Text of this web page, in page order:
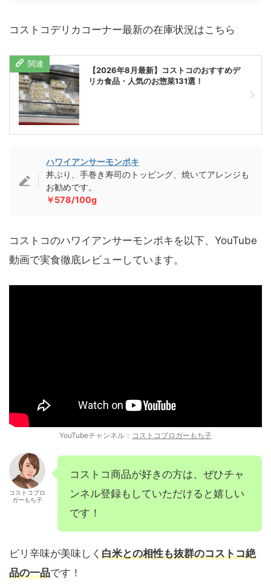
コストコデリカコーナー最新の在庫状況はこちら
【2026年8月最新】コストコのおすすめデ
リカ食品・人気のお惣菜131選！
ハワイアンサーモンポキ
丼ぶり、手巻き寿司のトッピング、焼いてアレンジも
お勧めです。
￥578/100g
コストコのハワイアンサーモンポキを以下、YouTube
動画で実食徹底レビューしています。
YouTubeチャンネル： コストコブロガーもち子
コストコブロ
ガーもち子
コストコ商品が好きの方は、ぜひチャ
ンネル登録もしていただけると嬉しい
です！
ピリ辛味が美味しく 白米との相性も抜群のコストコ絶
品の一品です！